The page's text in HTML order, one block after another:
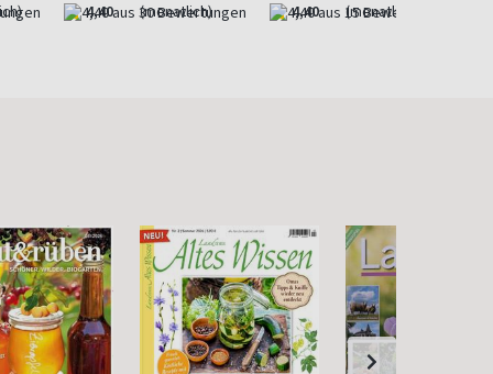
4,40 (monatlich) 4,40 (monatlich)